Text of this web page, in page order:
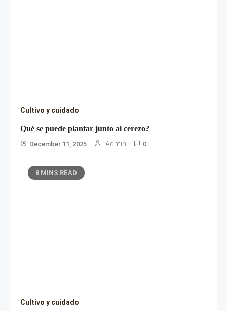
Cultivo y cuidado
Qué se puede plantar junto al cerezo?
December 11, 2025 Admin 0
8 MINS READ
Cultivo y cuidado